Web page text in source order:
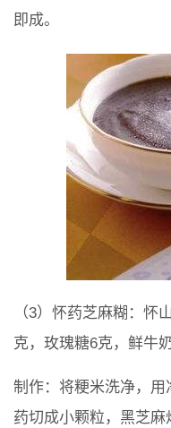
即成。
（3）怀药芝麻糊：怀
克，玫瑰糖6克，鲜牛
制作：将粳米洗净，
药切成小颗粒，黑芝